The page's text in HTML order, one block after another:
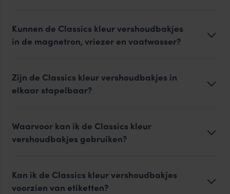
Kunnen de Classics kleur vershoudbakjes
in de magnetron, vriezer en vaatwasser?
Zijn de Classics kleur vershoudbakjes in
elkaar stapelbaar?
Waarvoor kan ik de Classics kleur
vershoudbakjes gebruiken?
Kan ik de Classics kleur vershoudbakjes
voorzien van etiketten?